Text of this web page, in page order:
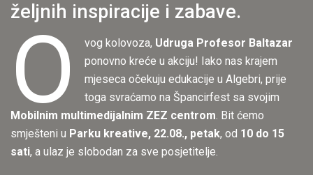
željnih inspiracije i zabave.
O vog kolovoza, Udruga Profesor Baltazar
ponovno kreće u akciju! Iako nas krajem
mjeseca očekuju edukacije u Algebri, prije
toga svraćamo na Špancirfest sa svojim
Mobilnim multimedijalnim ZEZ centrom. Bit ćemo
smješteni u Parku kreative, 22.08., petak, od 10 do 15
sati, a ulaz je slobodan za sve posjetitelje.